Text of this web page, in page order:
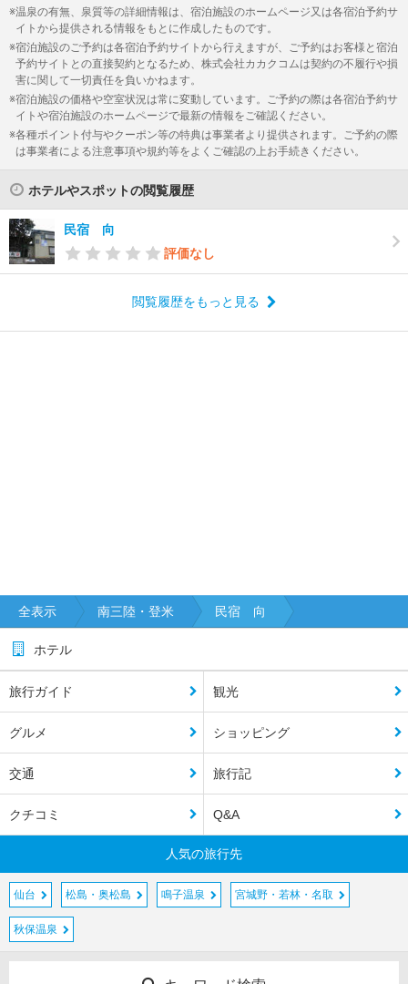
温泉の有無、泉質等の詳細情報は、宿泊施設のホームページ又は各宿泊予約サ
イトから提供される情報をもとに作成したものです。
宿泊施設のご予約は各宿泊予約サイトから行えますが、ご予約はお客様と宿泊
予約サイトとの直接契約となるため、株式会社カカクコムは契約の不履行や損
害に関して一切責任を負いかねます。
宿泊施設の価格や空室状況は常に変動しています。ご予約の際は各宿泊予約サ
イトや宿泊施設のホームページで最新の情報をご確認ください。
各種ポイント付与やクーポン等の特典は事業者より提供されます。ご予約の際
は事業者による注意事項や規約等をよくご確認の上お手続きください。
ホテルやスポットの閲覧履歴
民宿 向
評価なし
閲覧履歴をもっと見る
全表示 南三陸・登米 民宿 向
ホテル
旅行ガイド 観光
グルメ ショッピング
交通 旅行記
クチコミ Q&A
人気の旅行先
仙台 松島・奥松島 鳴子温泉 宮城野・若林・名取
秋保温泉